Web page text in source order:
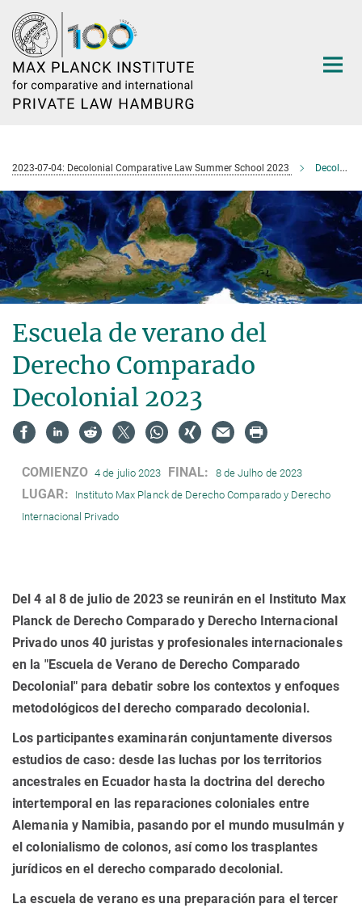
Main-
Content
2023-07-04: Decolonial Comparative Law Summer School 2023 Decolonial Comparative Law Summer School 2023
Escuela de verano del
Derecho Comparado
Decolonial 2023
COMIENZO 4 de julio 2023 FINAL: 8 de Julho de 2023
LUGAR:
Instituto Max Planck de Derecho Comparado y Derecho
Internacional Privado
Del 4 al 8 de julio de 2023 se reunirán en el Instituto Max
Planck de Derecho Comparado y Derecho Internacional
Privado unos 40 juristas y profesionales internacionales
en la "Escuela de Verano de Derecho Comparado
Decolonial" para debatir sobre los contextos y enfoques
metodológicos del derecho comparado decolonial.
Los participantes examinarán conjuntamente diversos
estudios de caso: desde las luchas por los territorios
ancestrales en Ecuador hasta la doctrina del derecho
intertemporal en las reparaciones coloniales entre
Alemania y Namibia, pasando por el mundo musulmán y
el colonialismo de colonos, así como los trasplantes
jurídicos en el derecho comparado decolonial.
La escuela de verano es una preparación para el tercer